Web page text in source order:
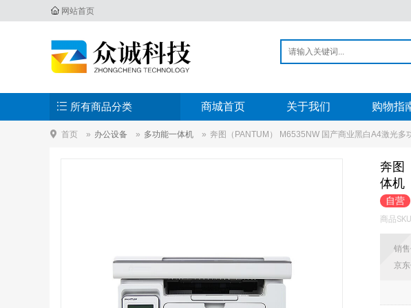
网站首页
所有商品分类 商城首页 关于我们 购物指
首页 办公设备 多功能一体机 奔图（PANTUM） M6535NW 国产商业黑白A4激光多
奔图
体机
自营
商品SKU
销
京